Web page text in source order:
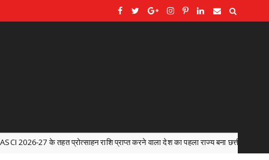
करने वाला देश का पहला राज्य बना छत्तीसगढ़ Ambagarh जरूरतमंदो की